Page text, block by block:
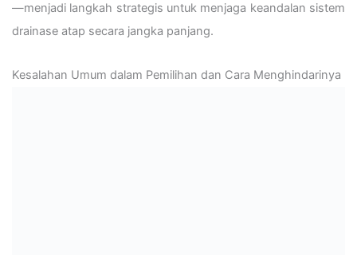
—menjadi langkah strategis untuk menjaga keandalan sistem
drainase atap secara jangka panjang.
Kesalahan Umum dalam Pemilihan dan Cara Menghindarinya